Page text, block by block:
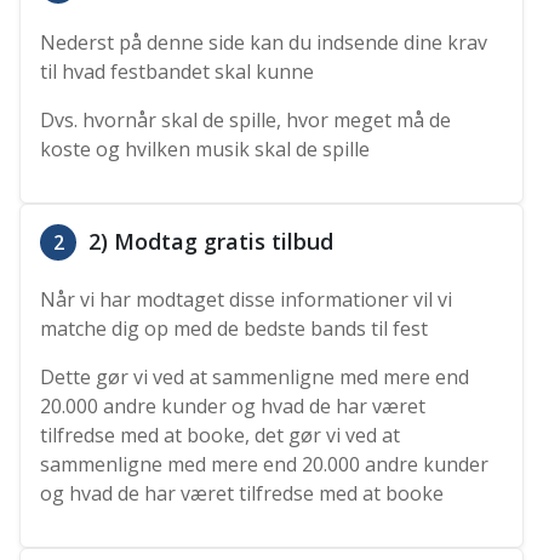
Nederst på denne side kan du indsende dine krav
til hvad festbandet skal kunne
Dvs. hvornår skal de spille, hvor meget må de
koste og hvilken musik skal de spille
2 2) Modtag gratis tilbud
Når vi har modtaget disse informationer vil vi
matche dig op med de bedste bands til fest
Dette gør vi ved at sammenligne med mere end
20.000 andre kunder og hvad de har været
tilfredse med at booke, det gør vi ved at
sammenligne med mere end 20.000 andre kunder
og hvad de har været tilfredse med at booke